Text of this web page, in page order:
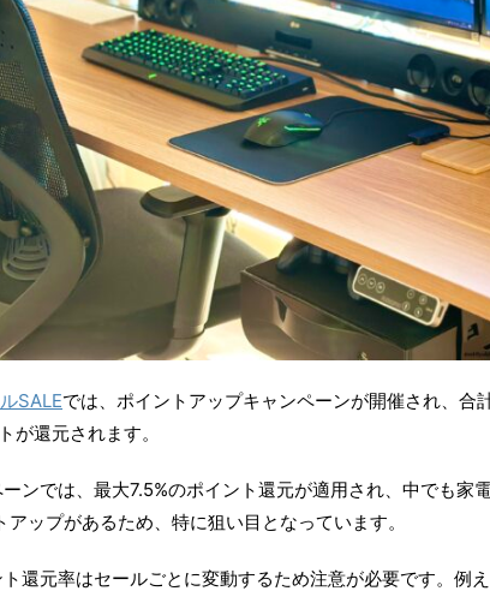
SALEでは、ポイントアップキャンペーンが開催され、合
が還元されます。
ンでは、最大7.5%のポイント還元が適用され、中でも家
アップがあるため、特に狙い目となっています。
還元率はセールごとに変動するため注意が必要です。例